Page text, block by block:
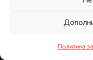
Политика